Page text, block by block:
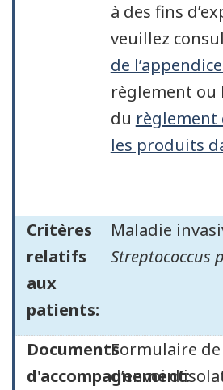
à des fins
veuillez
de
règlement ou
du règlement
les produits
Critères
relatifs
aux
patients:
Maladie
Streptococcus
Documents
d'accompagnement:
Formulaire
d’envoi